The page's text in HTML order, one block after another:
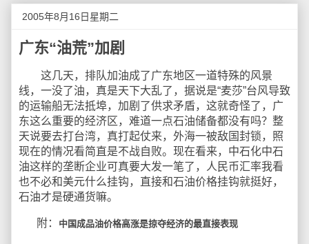
2005年8月16日星期二
广东“油荒”加剧
这几天，排队加油成了广东地区一道特殊的风景
线，一没了油，真是天下大乱了，据说是“麦莎”台风导致
的运输船无法抵埠，加剧了供求矛盾，这就奇怪了，广
东这么重要的经济区，难道一点石油储备都没有吗？整
天说要去打台湾，真打起仗来，外海一被敌国封锁，照
现在的情况看简直是不战自败。现在看来，中石化中石
油这样的垄断企业可真要大发一笔了，人民币汇率我看
也不必和美元什么挂钩，直接和石油价格挂钩就挺好，
石油才是硬通货嘛。
附： 中国成品油价格高涨是掠夺经济的最直接表现